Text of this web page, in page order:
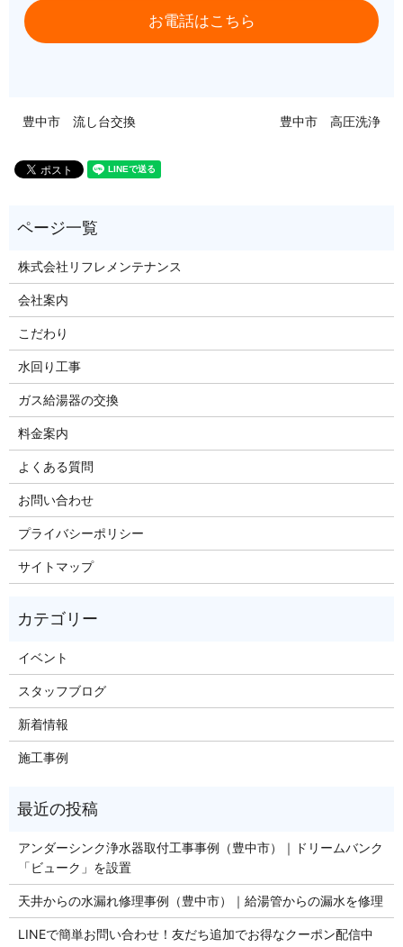
お電話はこちら
豊中市 流し台交換 豊中市 高圧洗浄
株式会社リフレメンテナンス
会社案内
こだわり
水回り工事
ガス給湯器の交換
料金案内
よくある質問
お問い合わせ
プライバシーポリシー
サイトマップ
イベント
スタッフブログ
新着情報
施工事例
アンダーシンク浄水器取付工事事例（豊中市）｜ドリームバンク
「ビューク」を設置
天井からの水漏れ修理事例（豊中市）｜給湯管からの漏水を修理
LINEで簡単お問い合わせ！友だち追加でお得なクーポン配信中